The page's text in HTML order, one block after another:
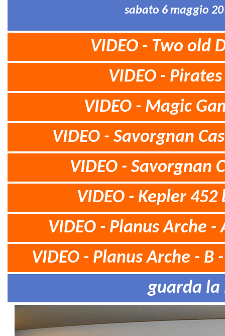
sabato 6 maggio
VIDEO - Two old
VIDEO -
VIDEO - Magic
VIDEO - Savorgnan
VIDEO - Savorgnan
VIDEO - Kepler
VIDEO - Planus Arche
VIDEO - Planus Arche -
guarda la